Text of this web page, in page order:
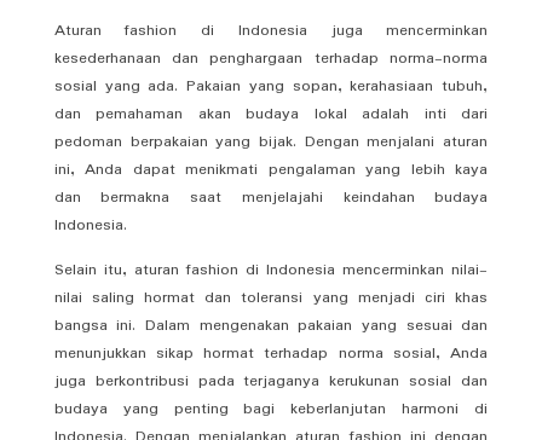
Aturan fashion di Indonesia juga mencerminkan
kesederhanaan dan penghargaan terhadap norma-norma
sosial yang ada. Pakaian yang sopan, kerahasiaan tubuh,
dan pemahaman akan budaya lokal adalah inti dari
pedoman berpakaian yang bijak. Dengan menjalani aturan
ini, Anda dapat menikmati pengalaman yang lebih kaya
dan bermakna saat menjelajahi keindahan budaya
Indonesia.
Selain itu, aturan fashion di Indonesia mencerminkan nilai-
nilai saling hormat dan toleransi yang menjadi ciri khas
bangsa ini. Dalam mengenakan pakaian yang sesuai dan
menunjukkan sikap hormat terhadap norma sosial, Anda
juga berkontribusi pada terjaganya kerukunan sosial dan
budaya yang penting bagi keberlanjutan harmoni di